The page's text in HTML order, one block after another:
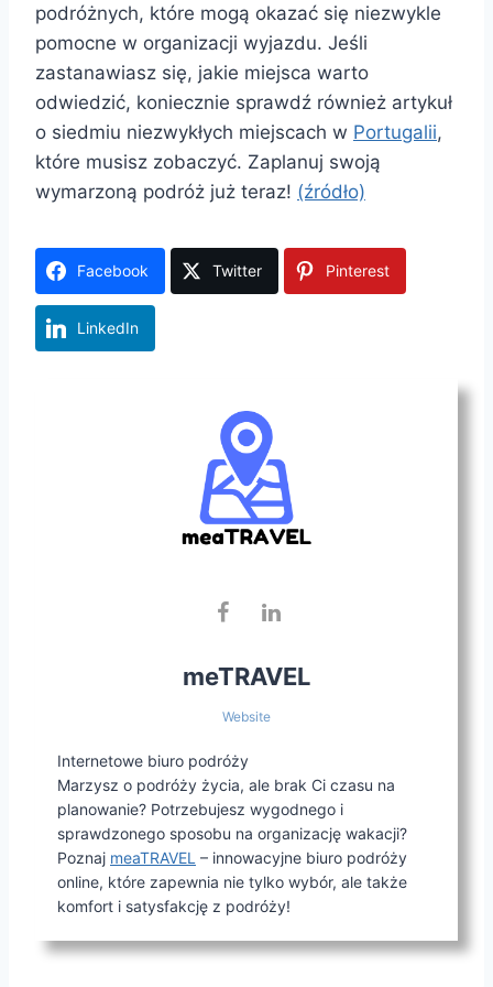
podróżnych, które mogą okazać się niezwykle
pomocne w organizacji wyjazdu. Jeśli
zastanawiasz się, jakie miejsca warto
odwiedzić, koniecznie sprawdź również artykuł
o siedmiu niezwykłych miejscach w Portugalii,
które musisz zobaczyć. Zaplanuj swoją
wymarzoną podróż już teraz! (źródło)
Facebook Twitter Pinterest
LinkedIn
meTRAVEL
Website
Internetowe biuro podróży
Marzysz o podróży życia, ale brak Ci czasu na
planowanie? Potrzebujesz wygodnego i
sprawdzonego sposobu na organizację wakacji?
Poznaj meaTRAVEL – innowacyjne biuro podróży
online, które zapewnia nie tylko wybór, ale także
komfort i satysfakcję z podróży!